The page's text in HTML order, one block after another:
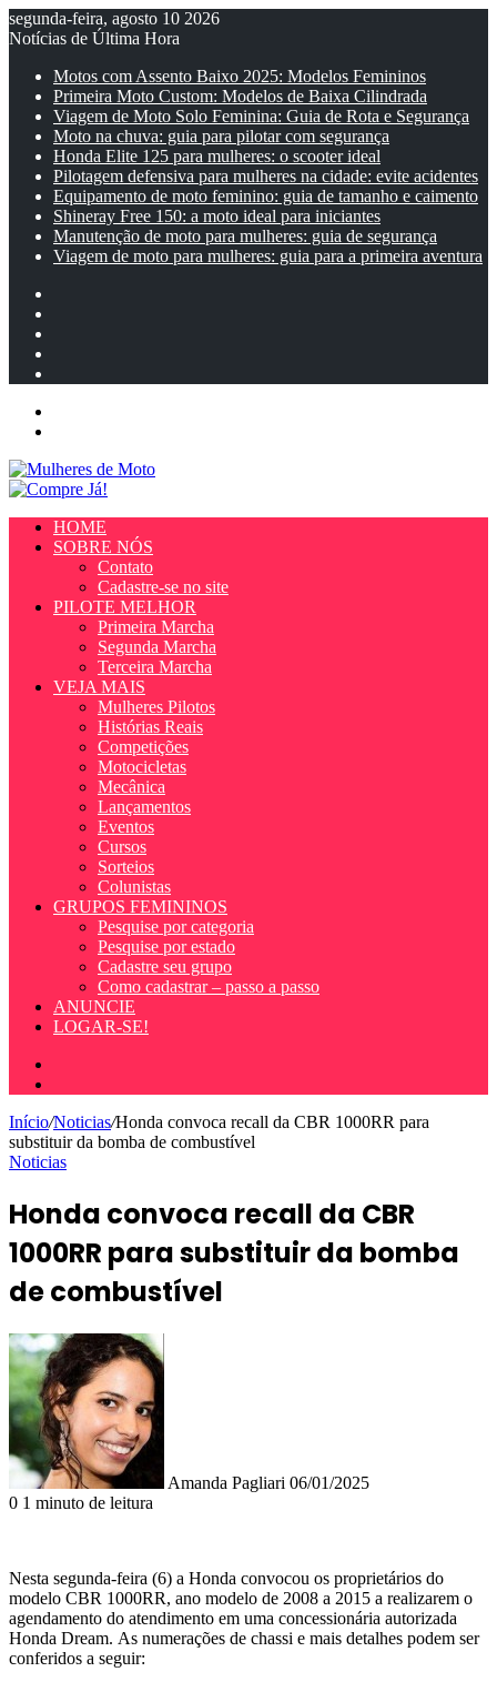
segunda-feira, agosto 10 2026
Notícias de Última Hora
Motos com Assento Baixo 2025: Modelos Femininos
Primeira Moto Custom: Modelos de Baixa Cilindrada
Viagem de Moto Solo Feminina: Guia de Rota e Segurança
Moto na chuva: guia para pilotar com segurança
Honda Elite 125 para mulheres: o scooter ideal
Pilotagem defensiva para mulheres na cidade: evite acidentes
Equipamento de moto feminino: guia de tamanho e caimento
Shineray Free 150: a moto ideal para iniciantes
Manutenção de moto para mulheres: guia de segurança
Viagem de moto para mulheres: guia para a primeira aventura
HOME
SOBRE NÓS
Contato
Cadastre-se no site
PILOTE MELHOR
Primeira Marcha
Segunda Marcha
Terceira Marcha
VEJA MAIS
Mulheres Pilotos
Histórias Reais
Competições
Motocicletas
Mecânica
Lançamentos
Eventos
Cursos
Sorteios
Colunistas
GRUPOS FEMININOS
Pesquise por categoria
Pesquise por estado
Cadastre seu grupo
Como cadastrar – passo a passo
ANUNCIE
LOGAR-SE!
Início/Noticias/Honda convoca recall da CBR 1000RR para
substituir da bomba de combustível
Noticias
Honda convoca recall da CBR
1000RR para substituir da bomba
de combustível
Amanda Pagliari 06/01/2025
0 1 minuto de leitura
Nesta segunda-feira (6) a Honda convocou os proprietários do
modelo CBR 1000RR, ano modelo de 2008 a 2015 a realizarem o
agendamento do atendimento em uma concessionária autorizada
Honda Dream. As numerações de chassi e mais detalhes podem ser
conferidos a seguir: